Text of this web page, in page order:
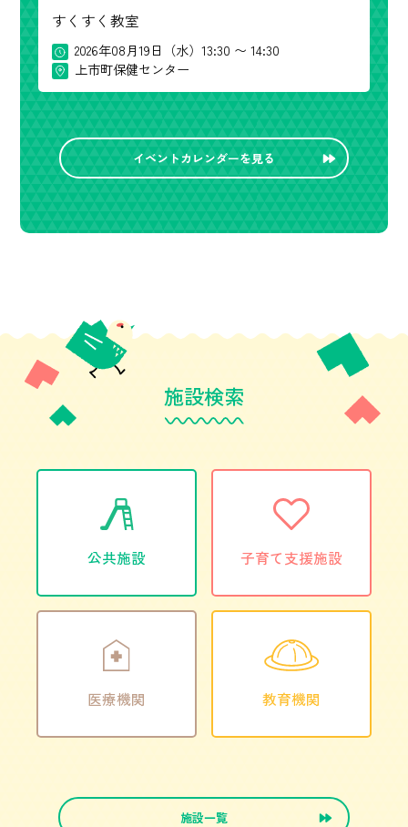
すくすく教室
2026年08月19日（水）13:30 〜 14:30
上市町保健センター
イベントカレンダーを見る
施設検索
公共施設 子育て支援施設
医療機関 教育機関
施設一覧